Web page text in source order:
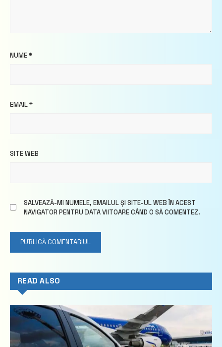
NUME*
EMAIL*
SITE WEB
SALVEAZĂ-MI NUMELE, EMAILUL ȘI SITE-UL WEB ÎN ACEST
NAVIGATOR PENTRU DATA VIITOARE CÂND O SĂ COMENTEZ.
READ ALSO